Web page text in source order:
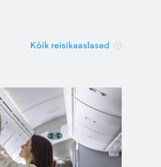
Kõik reisikaaslased